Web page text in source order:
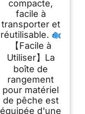
compacte,
facile à
transporter et
réutilisable.
【Facile à
Utiliser】La
boîte de
rangement
pour matériel
de pêche est
équipée d'une